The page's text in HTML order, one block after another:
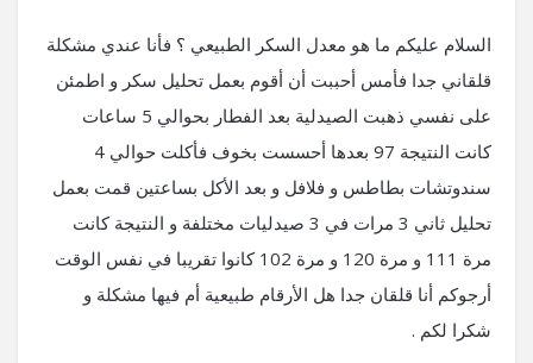
السلام عليكم ما هو معدل السكر الطبيعي ؟ فأنا عندي مشكلة
قلقاني جدا فأمس أحببت أن أقوم بعمل تحليل سكر و اطمئن
على نفسي ذهبت الصيدلية بعد الفطار بحوالي 5 ساعات
كانت النتيجة 97 بعدها أحسست بخوف فأكلت حوالي 4
سندوتشات بطاطس و فلافل و بعد الأكل بساعتين قمت بعمل
تحليل ثاني 3 مرات في 3 صيدليات مختلفة و النتيجة كانت
مرة 111 و مرة 120 و مرة 102 كانوا تقريبا في نفس الوقت
أرجوكم أنا قلقان جدا هل الأرقام طبيعية أم فيها مشكلة و
شكرا لكم .